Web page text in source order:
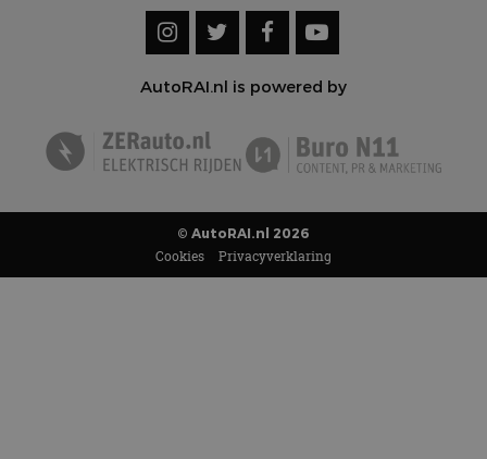
AutoRAI.nl is powered by
© AutoRAI.nl 2026
Cookies Privacyverklaring